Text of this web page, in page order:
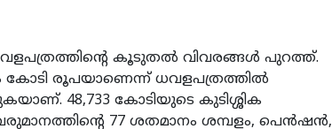
കൂടുതല്‍ വിവരങ്ങള്‍ പുറത്ത്.
കോടി രൂപയാണെന്ന് ധവളപത്രത്തില്‍
48,733 കോടിയുടെ കുടിശ്ശിക
77 ശതമാനം ശമ്പളം, പെന്‍ഷന്‍,